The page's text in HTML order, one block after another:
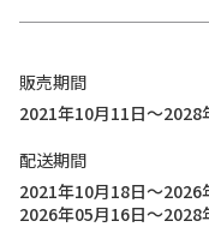
販売期間
2021年10月11日～2028
配送期間
2021年10月18日～2026
2026年05月16日～2028